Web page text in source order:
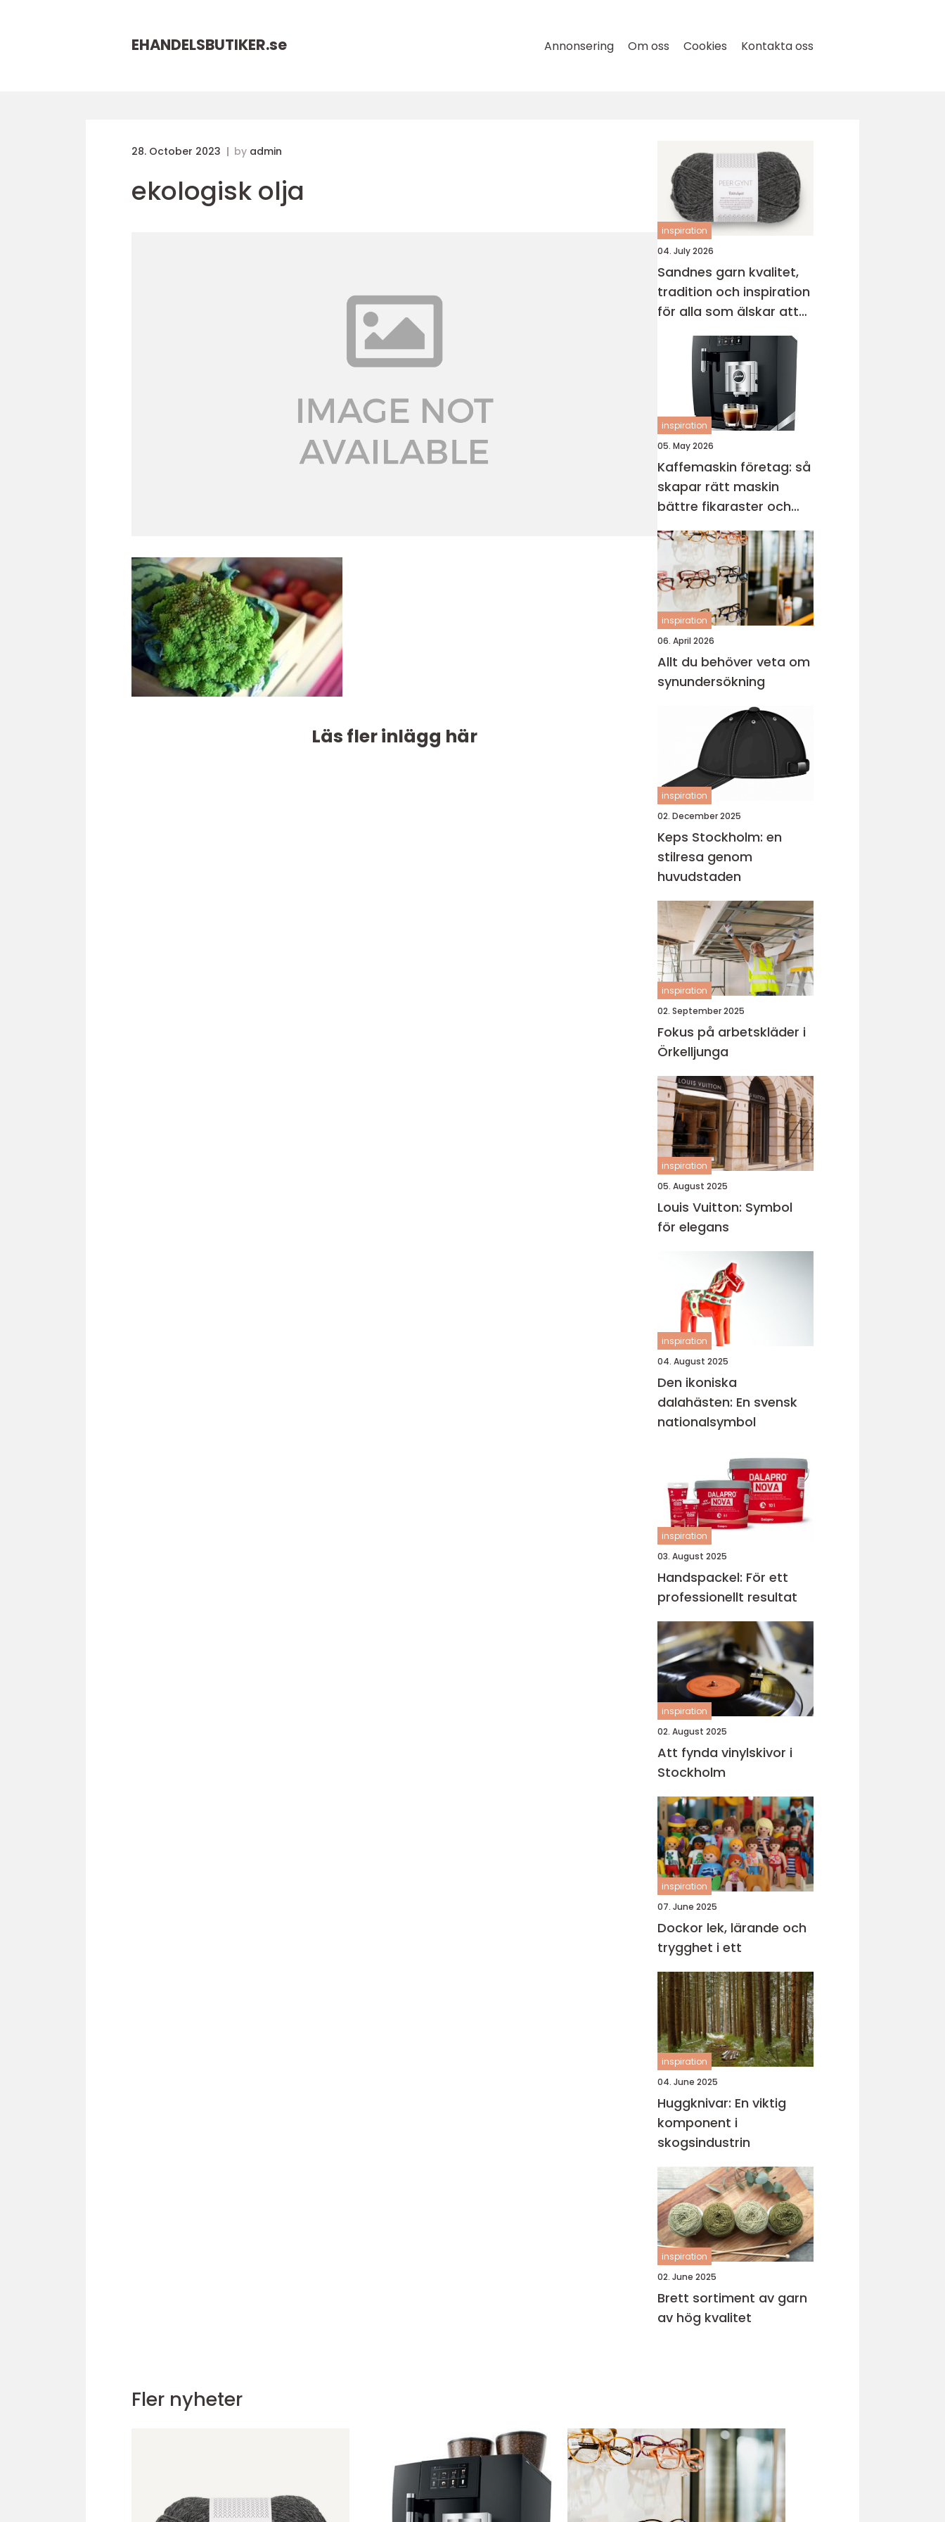
EHANDELSBUTIKER.se Annonsering Om oss Cookies Kontakta oss
28. October 2023 by admin
ekologisk olja
Läs fler inlägg här
inspiration
04. July 2026
Sandnes garn kvalitet,
tradition och inspiration
för alla som älskar att
sticka
inspiration
05. May 2026
Kaffemaskin företag: så
skapar rätt maskin
bättre fikaraster och
nöjdare medarbetare
inspiration
06. April 2026
Allt du behöver veta om
synundersökning
inspiration
02. December 2025
Keps Stockholm: en
stilresa genom
huvudstaden
inspiration
02. September 2025
Fokus på arbetskläder i
Örkelljunga
inspiration
05. August 2025
Louis Vuitton: Symbol
för elegans
inspiration
04. August 2025
Den ikoniska
dalahästen: En svensk
nationalsymbol
inspiration
03. August 2025
Handspackel: För ett
professionellt resultat
inspiration
02. August 2025
Att fynda vinylskivor i
Stockholm
inspiration
07. June 2025
Dockor lek, lärande och
trygghet i ett
inspiration
04. June 2025
Huggknivar: En viktig
komponent i
skogsindustrin
inspiration
02. June 2025
Brett sortiment av garn
av hög kvalitet
Fler nyheter